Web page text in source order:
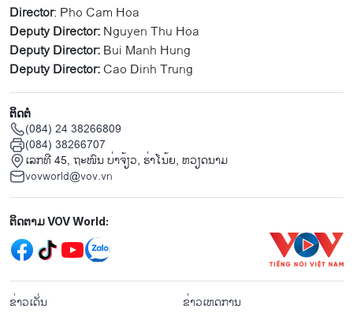
Director: Pho Cam Hoa
Deputy Director:Nguyen Thu Hoa
Deputy Director:Bui Manh Hung
Deputy Director:Cao Dinh Trung
ຕິດຕໍ່
(084) 24 38266809
(084) 38266707
ເລກທີ 45, ຖະໜົນ ບ່າ​ຈ້ຽວ, ຮ່າ​ໂນ້ຍ, ຫວຽດນາມ
vovworld@vov.vn
Mạng xã hội
ຕິດຕາມ VOV World:
menu footer tiếng Lào
ຂ່າວເດັ່ນ
ຂ່າວເຫດການ